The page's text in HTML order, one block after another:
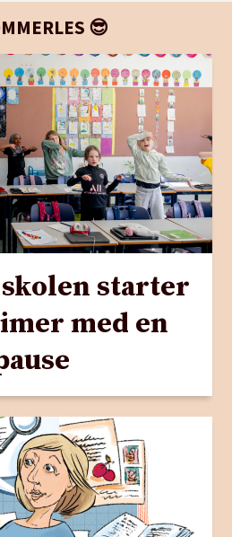
😎
skolen starter
med en